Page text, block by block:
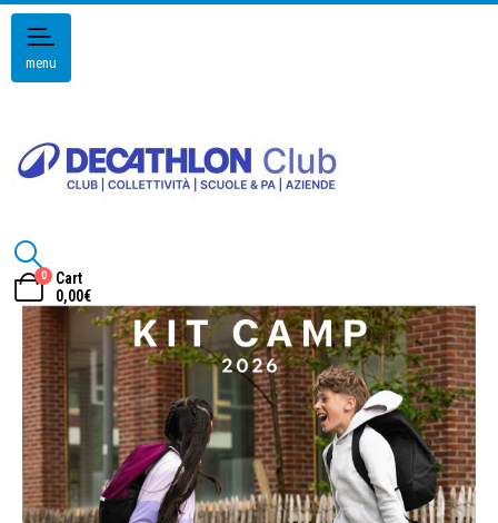
menu
0
Cart
0,00€